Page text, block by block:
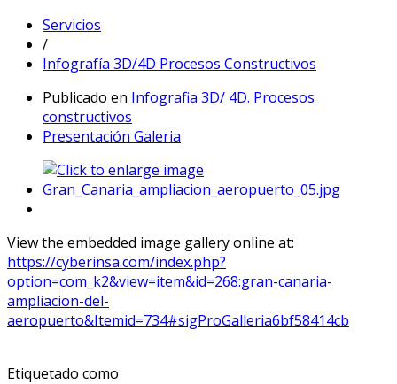
Servicios
/
Infografía 3D/4D Procesos Constructivos
Publicado en Infografia 3D/ 4D. Procesos
constructivos
Presentación Galeria
View the embedded image gallery online at:
https://cyberinsa.com/index.php?
option=com_k2&view=item&id=268:gran-canaria-
ampliacion-del-
aeropuerto&Itemid=734#sigProGalleria6bf58414cb
Etiquetado como